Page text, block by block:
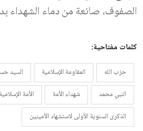
الصفوف، صانعة من دماء الشهداء
كلمات مفتاحية:
حزب الله المقاومة الإسلامية
السيد
النبي محمد
شهداء الأمة
الأمة الإسلامية
الذكرى السنوية الأولى لاستشهاد الأمينين